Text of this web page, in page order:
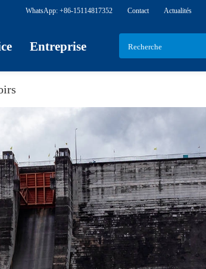
Actualités
Contact
WhatsApp: +86-15114817352
Entreprise